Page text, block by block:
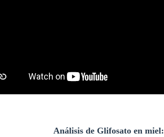
Análisis de Glifosato en miel: